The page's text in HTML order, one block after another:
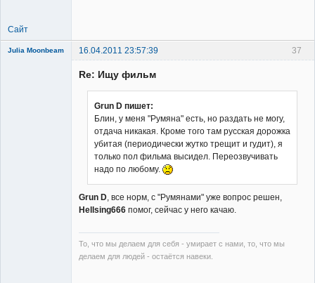
Сайт
37
Julia Moonbeam 16.04.2011 23:57:39
Re: Ищу фильм
Grun D пишет:
Блин, у меня "Румяна" есть, но раздать не могу,
отдача никакая. Кроме того там русская дорожка
убитая (периодически жутко трещит и гудит), я
только пол фильма высидел. Переозвучивать
надо по любому.
Grun D, все норм, с "Румянами" уже вопрос решен,
Hellsing666 помог, сейчас у него качаю.
То, что мы делаем для себя - умирает с нами, то, что мы
делаем для людей - остаётся навеки.